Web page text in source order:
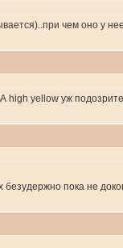
чем оно у
yellow уж
пока не